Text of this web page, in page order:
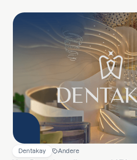
Dentakay Andere